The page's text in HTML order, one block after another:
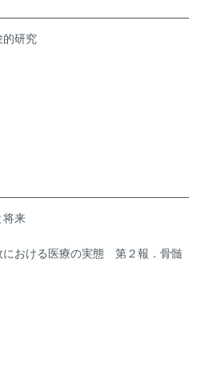
的研究
将来
における医療の実態 第２報．骨髄